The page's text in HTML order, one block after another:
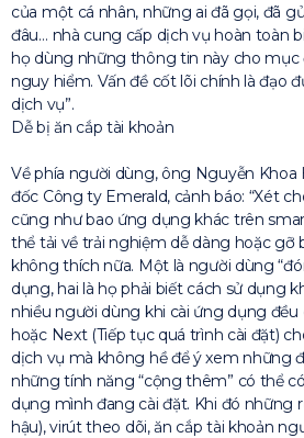
của một cá nhân, những ai đã gọi, đã
đâu… nhà cung cấp dịch vụ hoàn toàn
họ dùng những thông tin này cho mục
nguy hiểm. Vấn đề cốt lõi chính là đạo
dịch vụ”.
Dễ bị ăn cắp tài khoản
Về phía người dùng, ông Nguyễn
đốc Công ty Emerald, cảnh báo: “Xét
cũng như bao ứng dụng khác trên
thể tải về trải nghiệm dễ dàng hoặc gỡ
không thích nữa. Một là người dùng
dụng, hai là họ phải biết cách sử dụng
nhiều người dùng khi cài ứng dụng
hoặc Next (Tiếp tục quá trình cài đặt)
dịch vụ mà không hề để ý xem những
những tính năng “cộng thêm” có thể
dụng mình đang cài đặt. Khi đó những
hậu), virút theo dõi, ăn cắp tài khoản